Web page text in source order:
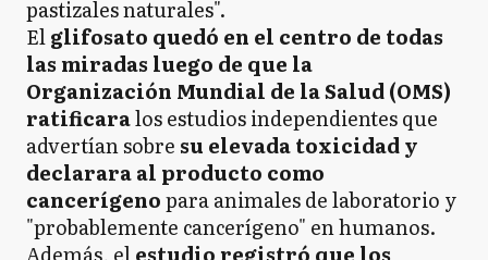
pastizales naturales".
Elglifosato quedó en el centro de todas
las miradas luego de que la
Organización Mundial de la Salud (OMS)
ratificaralos estudios independientes que
advertían sobre su elevada toxicidad y
declarara al producto como
cancerígenopara animales de laboratorio y
"probablemente cancerígeno" en humanos.
Además, elestudio registró que los